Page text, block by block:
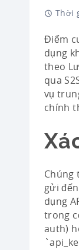
Thời
Điểm
dụng
theo
qua
vụ
chính
Chúng
gửi
dụng
trong
auth)